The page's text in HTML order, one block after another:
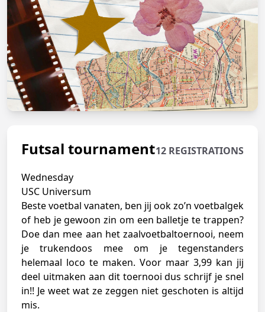
Futsal tournament12 REGISTRATIONS
Wednesday
USC Universum
Beste voetbal vanaten, ben jij ook zo’n voetbalgek
of heb je gewoon zin om een balletje te trappen?
Doe dan mee aan het zaalvoetbaltoernooi, neem
je trukendoos mee om je tegenstanders
helemaal loco te maken. Voor maar 3,99 kan jij
deel uitmaken aan dit toernooi dus schrijf je snel
in!! Je weet wat ze zeggen niet geschoten is altijd
mis.